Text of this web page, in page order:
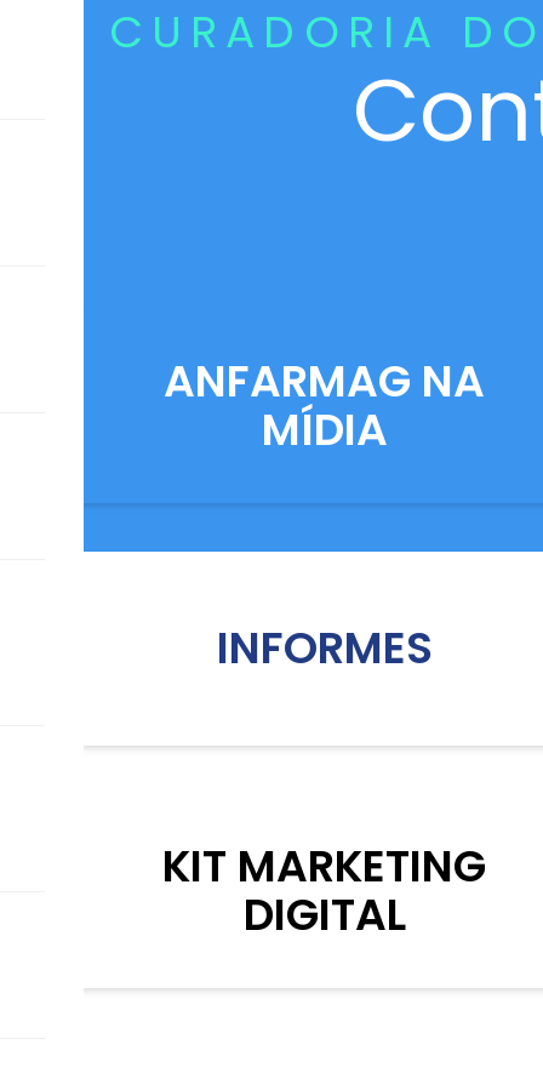
CURADORIA
ANFARMAG NA
MÍDIA
INFORMES
KIT MARKETING
DIGITAL